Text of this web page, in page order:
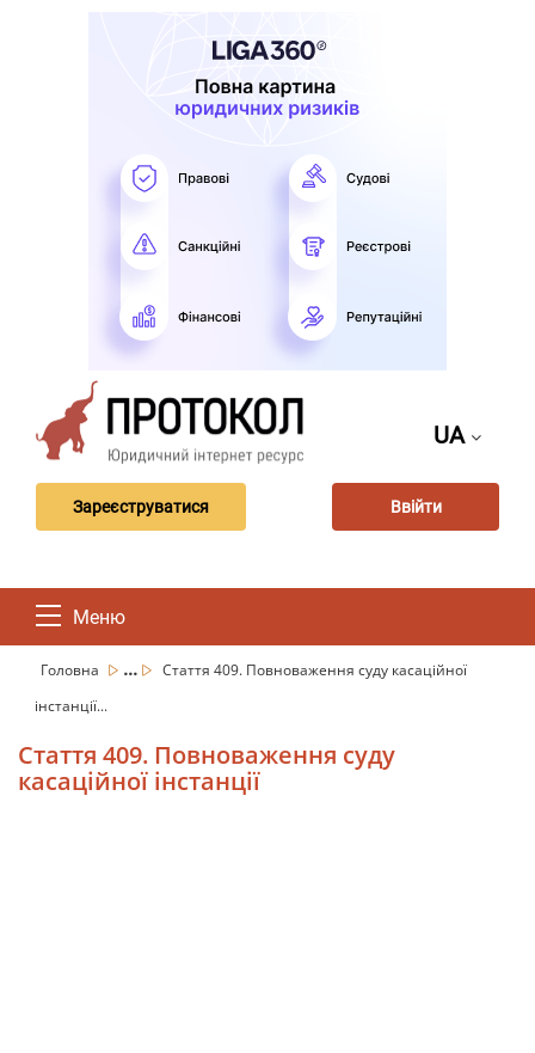
UA
Зареєструватися Ввійти
Меню
Головна ...
Стаття 409. Повноваження суду касаційної
інстанції...
Стаття 409. Повноваження суду
касаційної інстанції